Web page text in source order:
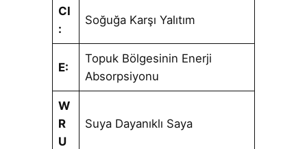
CI
:
Soğuğa Karşı Yalıtım
E:
Topuk Bölgesinin Enerji
Absorpsiyonu
W
R
U
Suya Dayanıklı Saya